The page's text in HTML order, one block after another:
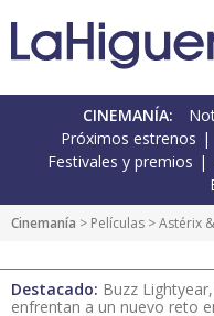
CINEMANÍA:
Próximos estrenos
Festivales y premios
Cinemanía > Películas > Astérix
Destacado: Buzz
enfrentan a un nuevo reto